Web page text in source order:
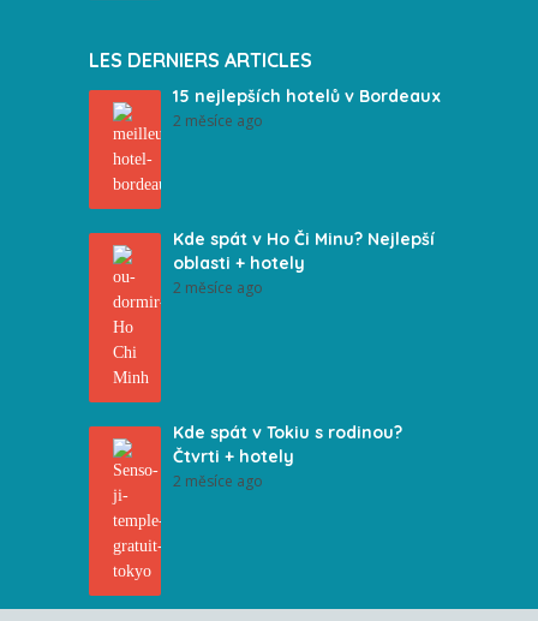
LES DERNIERS ARTICLES
15 nejlepších hotelů v Bordeaux
2 měsíce ago
Kde spát v Ho Či Minu? Nejlepší
oblasti + hotely
2 měsíce ago
Kde spát v Tokiu s rodinou?
Čtvrti + hotely
2 měsíce ago